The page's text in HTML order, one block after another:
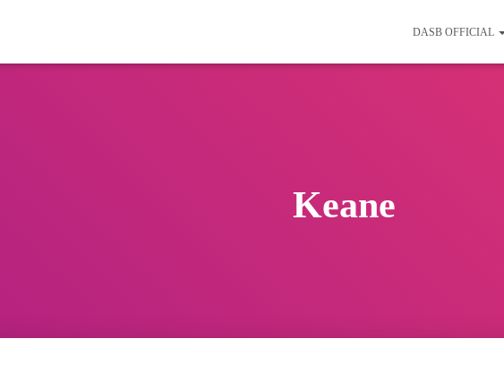
DASB OFFICIAL
Keane